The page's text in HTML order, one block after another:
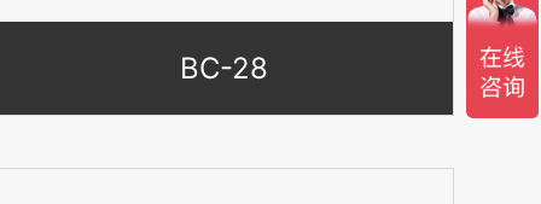
BC-28